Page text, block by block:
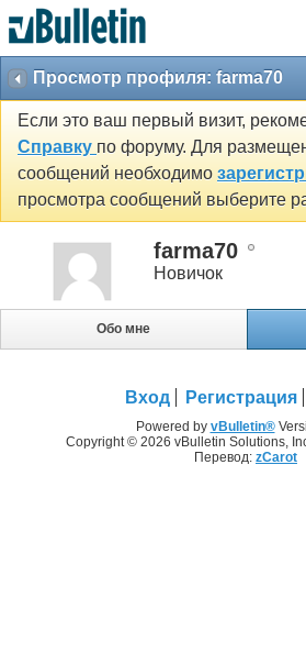
Просмотр профиля: farma70
Если это ваш первый визит,
Справку по форуму. Для
сообщений необходимо
просмотра сообщений выберите
farma70
Новичок
Обо мне
Вход Регистрация
Powered by vBulletin®
Copyright © 2026 vBulletin Solutions,
Перевод: zCarot